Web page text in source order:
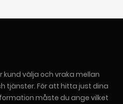
kund välja och vraka mellan
tjänster. För att hitta just dina
måste du ange vilket